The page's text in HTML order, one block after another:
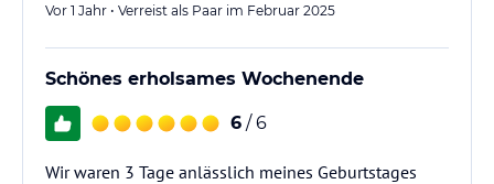
Vor 1 Jahr • Verreist als Paar im Februar 2025
Schönes erholsames Wochenende
6 / 6
Wir waren 3 Tage anlässlich meines Geburtstages